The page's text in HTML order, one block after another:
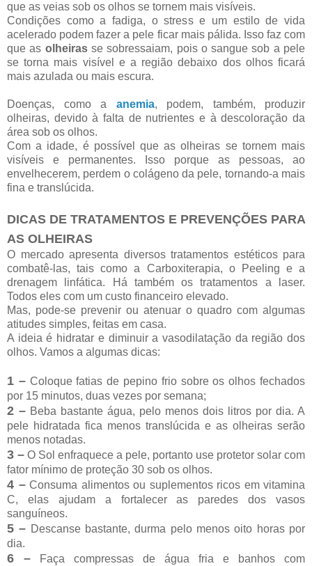
que as veias sob os olhos se tornem mais visíveis.
Condições como a fadiga, o stress e um estilo de vida
acelerado podem fazer a pele ficar mais pálida. Isso faz com
que as olheirasse sobressaiam, pois o sangue sob a pele
se torna mais visível e a região debaixo dos olhos ficará
mais azulada ou mais escura.
Doenças, como a anemia, podem, também, produzir
olheiras, devido à falta de nutrientes e à descoloração da
área sob os olhos.
Com a idade, é possível que as olheiras se tornem mais
visíveis e permanentes. Isso porque as pessoas, ao
envelhecerem, perdem o colágeno da pele, tornando-a mais
fina e translúcida.
DICAS DE TRATAMENTOS E PREVENÇÕES PARA
AS OLHEIRAS
O mercado apresenta diversos tratamentos estéticos para
combatê-las, tais como a Carboxiterapia, o Peeling e a
drenagem linfática. Há também os tratamentos a laser.
Todos eles com um custo financeiro elevado.
Mas, pode-se prevenir ou atenuar o quadro com algumas
atitudes simples, feitas em casa.
A ideia é hidratar e diminuir a vasodilatação da região dos
olhos. Vamos a algumas dicas:
1 –Coloque fatias de pepino frio sobre os olhos fechados
por 15 minutos, duas vezes por semana;
2 – Beba bastante água, pelo menos dois litros por dia. A
pele hidratada fica menos translúcida e as olheiras serão
menos notadas.
3 – O Sol enfraquece a pele, portanto use protetor solar com
fator mínimo de proteção 30 sob os olhos.
4 –Consuma alimentos ou suplementos ricos em vitamina
C, elas ajudam a fortalecer as paredes dos vasos
sanguíneos.
5 – Descanse bastante, durma pelo menos oito horas por
dia.
6 – Faça compressas de água fria e banhos com